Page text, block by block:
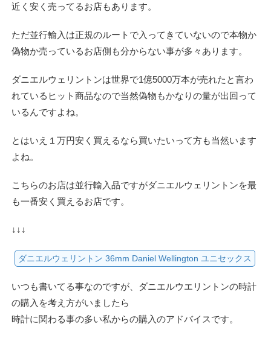
近く安く売ってるお店もあります。
ただ並行輸入は正規のルートで入ってきていないので本物か
偽物か売っているお店側も分からない事が多々あります。
ダニエルウェリントンは世界で1億5000万本が売れたと言わ
れているヒット商品なので当然偽物もかなりの量が出回って
いるんですよね。
とはいえ１万円安く買えるなら買いたいって方も当然います
よね。
こちらのお店は並行輸入品ですがダニエルウェリントンを最
も一番安く買えるお店です。
↓↓↓
ダニエルウェリントン 36mm Daniel Wellington ユニセックス
いつも書いてる事なのですが、ダニエルウエリントンの時計
の購入を考え方がいましたら
時計に関わる事の多い私からの購入のアドバイスです。